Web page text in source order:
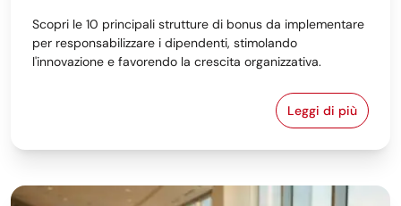
Scopri le 10 principali strutture di bonus da implementare
per responsabilizzare i dipendenti, stimolando
l'innovazione e favorendo la crescita organizzativa.
Leggi di piùI 10 esempi